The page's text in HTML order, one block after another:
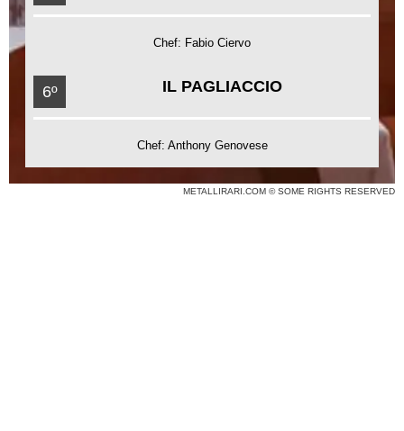
Chef: Fabio Ciervo
6º IL PAGLIACCIO
Chef: Anthony Genovese
METALLIRARI.COM © SOME RIGHTS RESERVED